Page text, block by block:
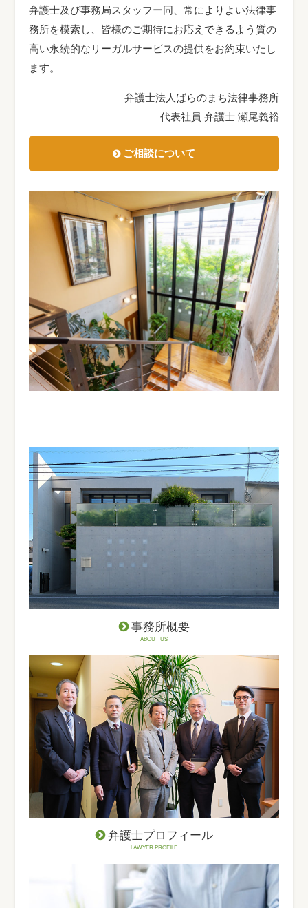
弁護士及び事務局スタッフー同、常によりよい法律事
務所を模索し、皆様のご期待にお応えできるよう質の
高い永続的なリーガルサービスの提供をお約束いたし
ます。
弁護士法人ばらのまち法律事務所
代表社員 弁護士 瀬尾義裕
ご相談について
事務所概要
ABOUT US
弁護士プロフィール
LAWYER PROFILE